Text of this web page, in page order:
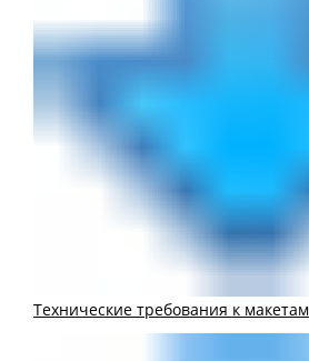
Технические требования к макетам